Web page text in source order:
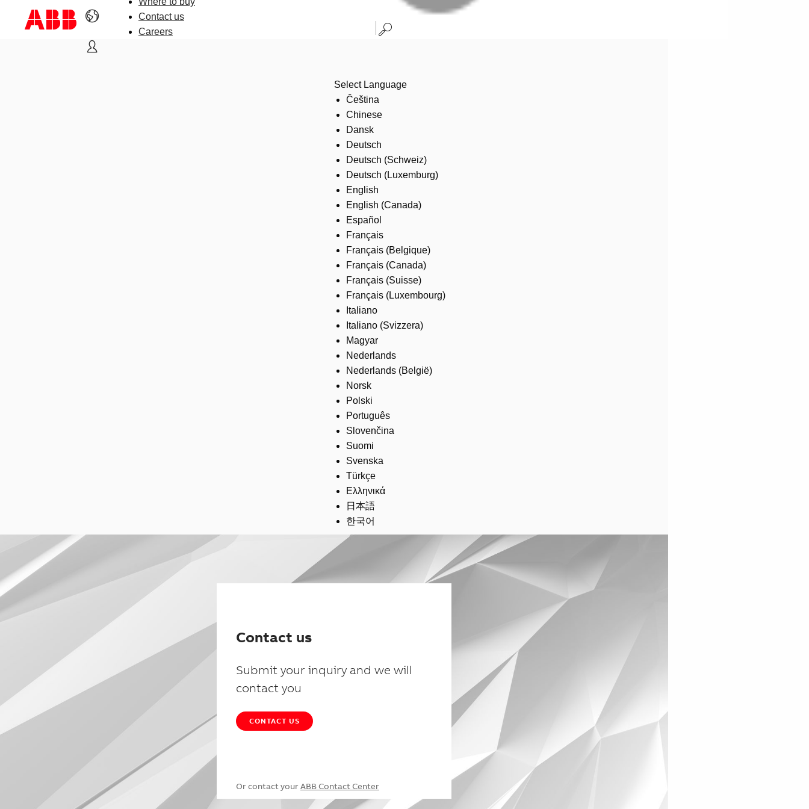
Contact us
Careers
Select Language
Čeština
Chinese
Dansk
Deutsch
Deutsch (Schweiz)
Deutsch (Luxemburg)
English
English (Canada)
Español
Français
Français (Belgique)
Français (Canada)
Français (Suisse)
Français (Luxembourg)
Italiano
Italiano (Svizzera)
Magyar
Nederlands
Nederlands (België)
Norsk
Polski
Português
Slovenčina
Suomi
Svenska
Türkçe
Ελληνικά
日本語
한국어
Contact us
Submit your inquiry and we will
contact you
CONTACT US
Or contact your ABB Contact Center